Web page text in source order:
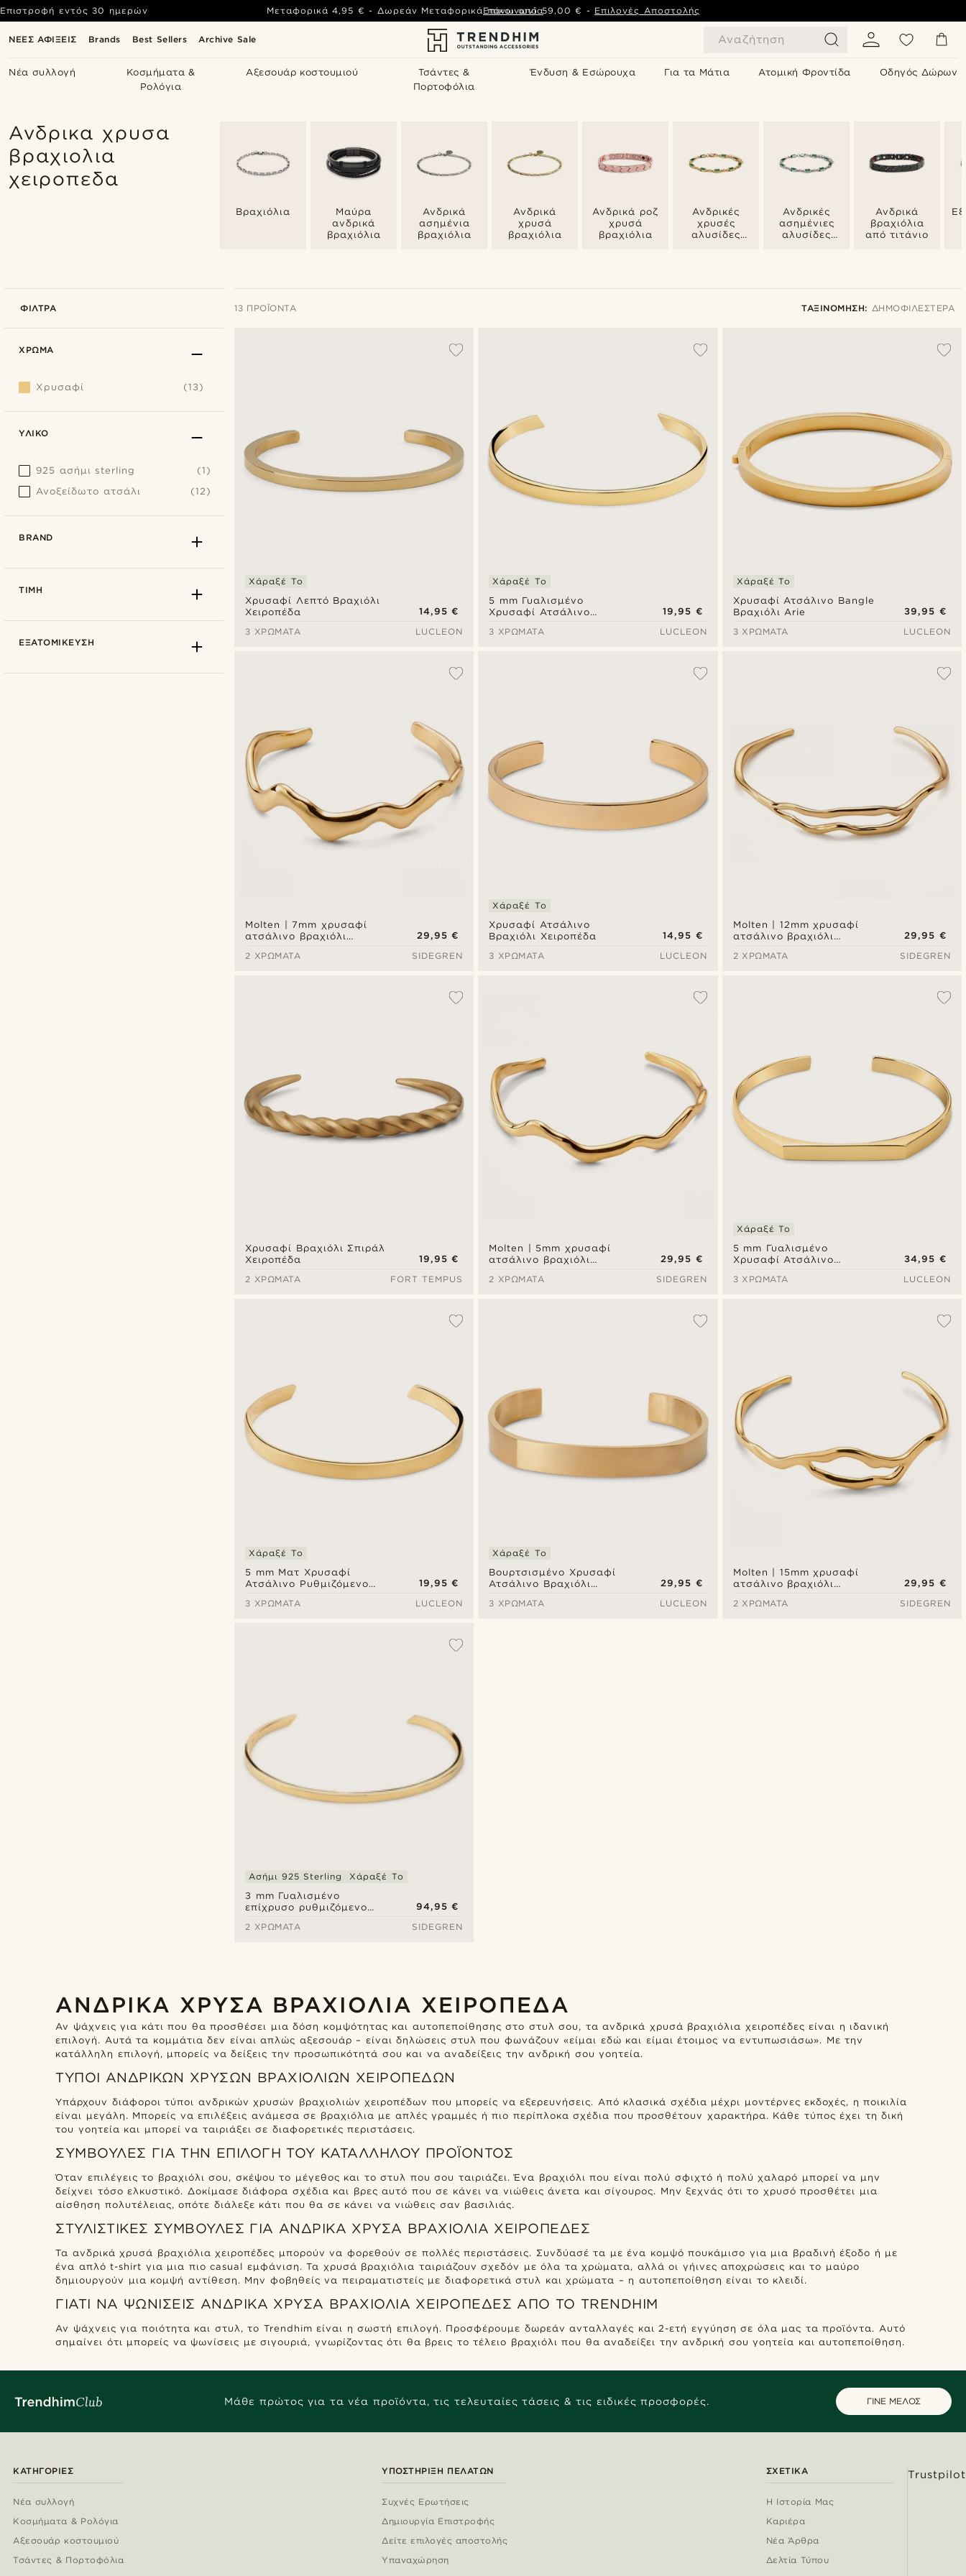
ΝΕΕΣ ΑΦΙΞΕΙΣ Brands Best Sellers Archive Sale Αναζήτηση
Νέα συλλογή
Κοσμήματα &
Ρολόγια
Αξεσουάρ κοστουμιού
Τσάντες &
Πορτοφόλια
Ένδυση & Εσώρουχα Για τα Μάτια Ατομική Φροντίδα Οδηγός Δώρων
Επιστροφή εντός 30 ημερών Μεταφορικά 4,95 € - Δωρεάν Μεταφορικά πάνω από59,00 € - Επιλογές Αποστολής
Επικοινωνία
Ανδρικα χρυσα
βραχιολια
χειροπεδα
Βραχιόλια
Μαύρα
ανδρικά
βραχιόλια
Ανδρικά
ασημένια
βραχιόλια
Ανδρικά
χρυσά
βραχιόλια
Ανδρικά ροζ
χρυσά
βραχιόλια
Ανδρικές
χρυσές
αλυσίδες
Ανδρικές
ασημένιες
αλυσίδες
Ανδρικά
βραχιόλια
από τιτάνιο
ΦΊΛΤΡΑ 13 ΠΡΟΪΌΝΤΑ ΤΑΞΙΝΌΜΗΣΗ: ΔΗΜΟΦΙΛΈΣΤΕΡΑ
Χρυσαφί Λεπτό Βραχιόλι
Χειροπέδα
Χάραξέ Το
14,95 €
3 ΧΡΏΜΑΤΑ
LUCLEON
5 mm Γυαλισμένο
Χρυσαφί Ατσάλινο
Χειροπέδα
Χάραξέ Το
19,95 €
3 ΧΡΏΜΑΤΑ
LUCLEON
Χρυσαφί Ατσάλινο Bangle
Βραχιόλι Arie
Χάραξέ Το
39,95 €
3 ΧΡΏΜΑΤΑ
LUCLEON
Molten | 7mm χρυσαφί
ατσάλινο βραχιόλι
29,95 €
2 ΧΡΏΜΑΤΑ
SIDEGREN
Χρυσαφί Ατσάλινο
Βραχιόλι Χειροπέδα
Χάραξέ Το
14,95 €
3 ΧΡΏΜΑΤΑ
LUCLEON
Molten | 12mm χρυσαφί
ατσάλινο βραχιόλι
29,95 €
2 ΧΡΏΜΑΤΑ
SIDEGREN
Χρυσαφί Βραχιόλι Σπιράλ
Χειροπέδα
19,95 €
2 ΧΡΏΜΑΤΑ
FORT TEMPUS
Molten | 5mm χρυσαφί
ατσάλινο βραχιόλι
29,95 €
2 ΧΡΏΜΑΤΑ
SIDEGREN
5 mm Γυαλισμένο
Χρυσαφί Ατσάλινο
Χειροπέδα Angular
Χάραξέ Το
34,95 €
3 ΧΡΏΜΑΤΑ
LUCLEON
5 mm Ματ Χρυσαφί
Ατσάλινο Ρυθμιζόμενο
Χάραξέ Το
19,95 €
3 ΧΡΏΜΑΤΑ
LUCLEON
Βουρτσισμένο Χρυσαφί
Ατσάλινο Βραχιόλι
Χάραξέ Το
29,95 €
3 ΧΡΏΜΑΤΑ
LUCLEON
Molten | 15mm χρυσαφί
ατσάλινο βραχιόλι
29,95 €
2 ΧΡΏΜΑΤΑ
SIDEGREN
3 mm Γυαλισμένο
επίχρυσο ρυθμιζόμενο
sterling ασήμι 925
Ασήμι 925 Sterling Χάραξέ Το
94,95 €
2 ΧΡΏΜΑΤΑ
SIDEGREN
ΧΡΏΜΑ
Χρυσαφί (13)
ΥΛΙΚΌ
925 ασήμι sterling
(1)
Ανοξείδωτο ατσάλι
(12)
BRAND
ΤΙΜΉ
ΕΞΑΤΟΜΊΚΕΥΣΗ
ΑΝΔΡΙΚΑ ΧΡΥΣΑ ΒΡΑΧΙΟΛΙΑ ΧΕΙΡΟΠΕΔΑ
Αν ψάχνεις για κάτι που θα προσθέσει μια δόση κομψότητας και αυτοπεποίθησης στο στυλ σου, τα ανδρικά χρυσά βραχιόλια χειροπέδες είναι η ιδανική
επιλογή. Αυτά τα κομμάτια δεν είναι απλώς αξεσουάρ – είναι δηλώσεις στυλ που φωνάζουν «είμαι εδώ και είμαι έτοιμος να εντυπωσιάσω». Με την
κατάλληλη επιλογή, μπορείς να δείξεις την προσωπικότητά σου και να αναδείξεις την ανδρική σου γοητεία.
ΤΎΠΟΙ ΑΝΔΡΙΚΏΝ ΧΡΥΣΏΝ ΒΡΑΧΙΟΛΙΏΝ ΧΕΙΡΟΠΈΔΩΝ
Υπάρχουν διάφοροι τύποι ανδρικών χρυσών βραχιολιών χειροπέδων που μπορείς να εξερευνήσεις. Από κλασικά σχέδια μέχρι μοντέρνες εκδοχές, η ποικιλία
είναι μεγάλη. Μπορείς να επιλέξεις ανάμεσα σε βραχιόλια με απλές γραμμές ή πιο περίπλοκα σχέδια που προσθέτουν χαρακτήρα. Κάθε τύπος έχει τη δική
του γοητεία και μπορεί να ταιριάξει σε διαφορετικές περιστάσεις.
ΣΥΜΒΟΥΛΈΣ ΓΙΑ ΤΗΝ ΕΠΙΛΟΓΉ ΤΟΥ ΚΑΤΆΛΛΗΛΟΥ ΠΡΟΪΌΝΤΟΣ
Όταν επιλέγεις το βραχιόλι σου, σκέψου το μέγεθος και το στυλ που σου ταιριάζει. Ένα βραχιόλι που είναι πολύ σφιχτό ή πολύ χαλαρό μπορεί να μην
δείχνει τόσο ελκυστικό. Δοκίμασε διάφορα σχέδια και βρες αυτό που σε κάνει να νιώθεις άνετα και σίγουρος. Μην ξεχνάς ότι το χρυσό προσθέτει μια
αίσθηση πολυτέλειας, οπότε διάλεξε κάτι που θα σε κάνει να νιώθεις σαν βασιλιάς.
ΣΤΥΛΙΣΤΙΚΈΣ ΣΥΜΒΟΥΛΈΣ ΓΙΑ ΑΝΔΡΙΚΆ ΧΡΥΣΆ ΒΡΑΧΙΌΛΙΑ ΧΕΙΡΟΠΈΔΕΣ
Τα ανδρικά χρυσά βραχιόλια χειροπέδες μπορούν να φορεθούν σε πολλές περιστάσεις. Συνδύασέ τα με ένα κομψό πουκάμισο για μια βραδινή έξοδο ή με
ένα απλό t-shirt για μια πιο casual εμφάνιση. Τα χρυσά βραχιόλια ταιριάζουν σχεδόν με όλα τα χρώματα, αλλά οι γήινες αποχρώσεις και το μαύρο
δημιουργούν μια κομψή αντίθεση. Μην φοβηθείς να πειραματιστείς με διαφορετικά στυλ και χρώματα – η αυτοπεποίθηση είναι το κλειδί.
ΓΙΑΤΊ ΝΑ ΨΩΝΊΣΕΙΣ ΑΝΔΡΙΚΆ ΧΡΥΣΆ ΒΡΑΧΙΌΛΙΑ ΧΕΙΡΟΠΈΔΕΣ ΑΠΌ ΤΟ TRENDHIM
Αν ψάχνεις για ποιότητα και στυλ, το Trendhim είναι η σωστή επιλογή. Προσφέρουμε δωρεάν ανταλλαγές και 2-ετή εγγύηση σε όλα μας τα προϊόντα. Αυτό
σημαίνει ότι μπορείς να ψωνίσεις με σιγουριά, γνωρίζοντας ότι θα βρεις το τέλειο βραχιόλι που θα αναδείξει την ανδρική σου γοητεία και αυτοπεποίθηση.
Μάθε πρώτος για τα νέα προϊόντα, τις τελευταίες τάσεις & τις ειδικές προσφορές. ΓΙΝΕ ΜΕΛΟΣ
ΚΑΤΗΓΟΡΊΕΣ
Νέα συλλογή
Κοσμήματα & Ρολόγια
Αξεσουάρ κοστουμιού
Τσάντες & Πορτοφόλια
ΥΠΟΣΤΉΡΙΞΗ ΠΕΛΑΤΏΝ
Συχνές Ερωτήσεις
Δημιουργία Επιστροφής
Δείτε επιλογές αποστολής
Υπαναχώρηση
ΣΧΕΤΙΚΆ
Η Ιστορία Μας
Καριέρα
Νέα Άρθρα
Δελτία Τύπου
Trustpilot